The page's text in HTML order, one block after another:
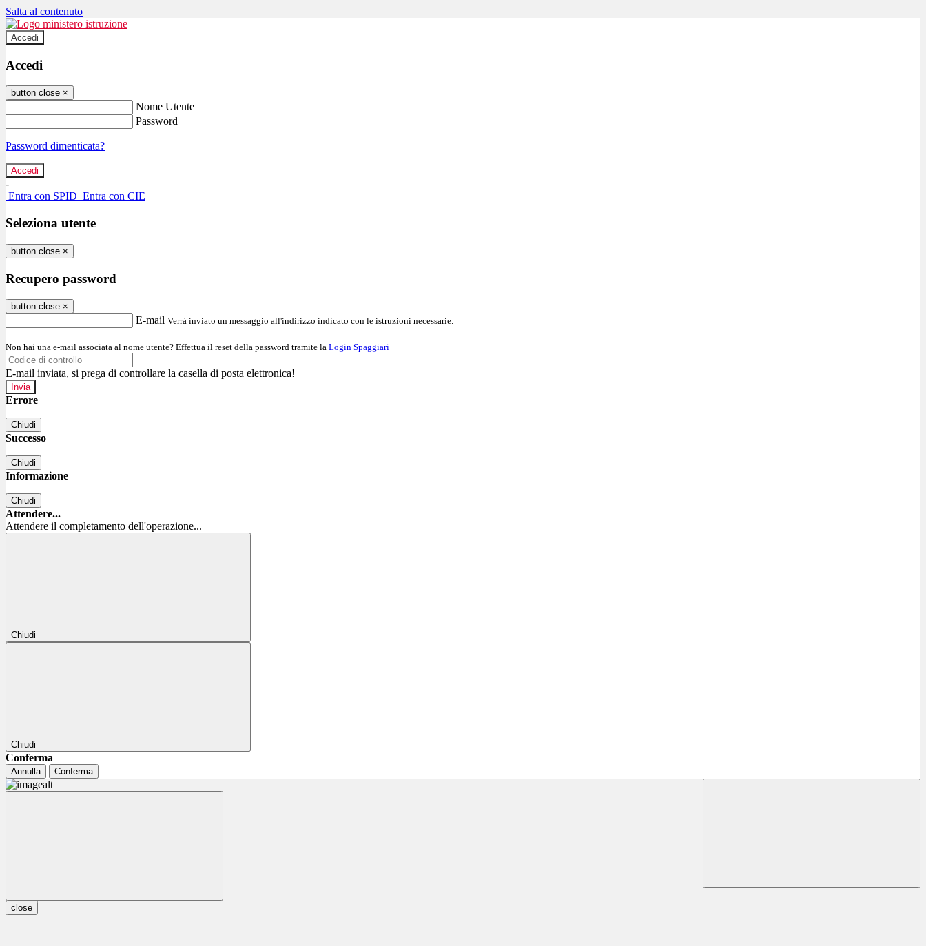
Salta al contenuto
Accedi
Accedi
button close ×
Nome Utente
Password
Password dimenticata?
-
Entra con SPID Entra con CIE
Seleziona utente
button close ×
Recupero password
button close ×
E-mail Verrà inviato un messaggio all'indirizzo indicato con le istruzioni necessarie.
Non hai una e-mail associata al nome utente? Effettua il reset della password tramite la Login Spaggiari
E-mail inviata, si prega di controllare la casella di posta elettronica!
Errore
Chiudi
Successo
Chiudi
Informazione
Chiudi
Attendere...
Attendere il completamento dell'operazione...
Chiudi
Chiudi
Conferma
Annulla Conferma
close